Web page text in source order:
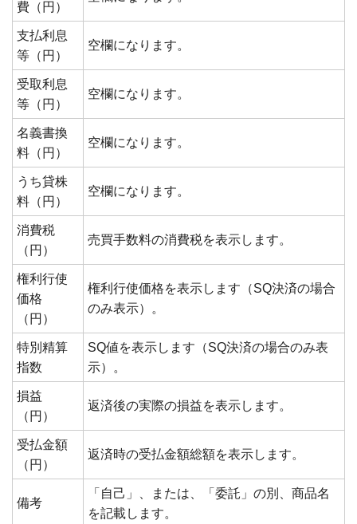
費（円）
支払利息
等（円）
空欄になります。
受取利息
等（円）
空欄になります。
名義書換
料（円）
空欄になります。
うち貸株
料（円）
空欄になります。
消費税
（円）
売買手数料の消費税を表示します。
権利行使
価格
（円）
権利行使価格を表示します（SQ決済の場合
のみ表示）。
特別精算
指数
SQ値を表示します（SQ決済の場合のみ表
示）。
損益
（円）
返済後の実際の損益を表示します。
受払金額
（円）
返済時の受払金額総額を表示します。
備考
「自己」、または、「委託」の別、商品名
を記載します。